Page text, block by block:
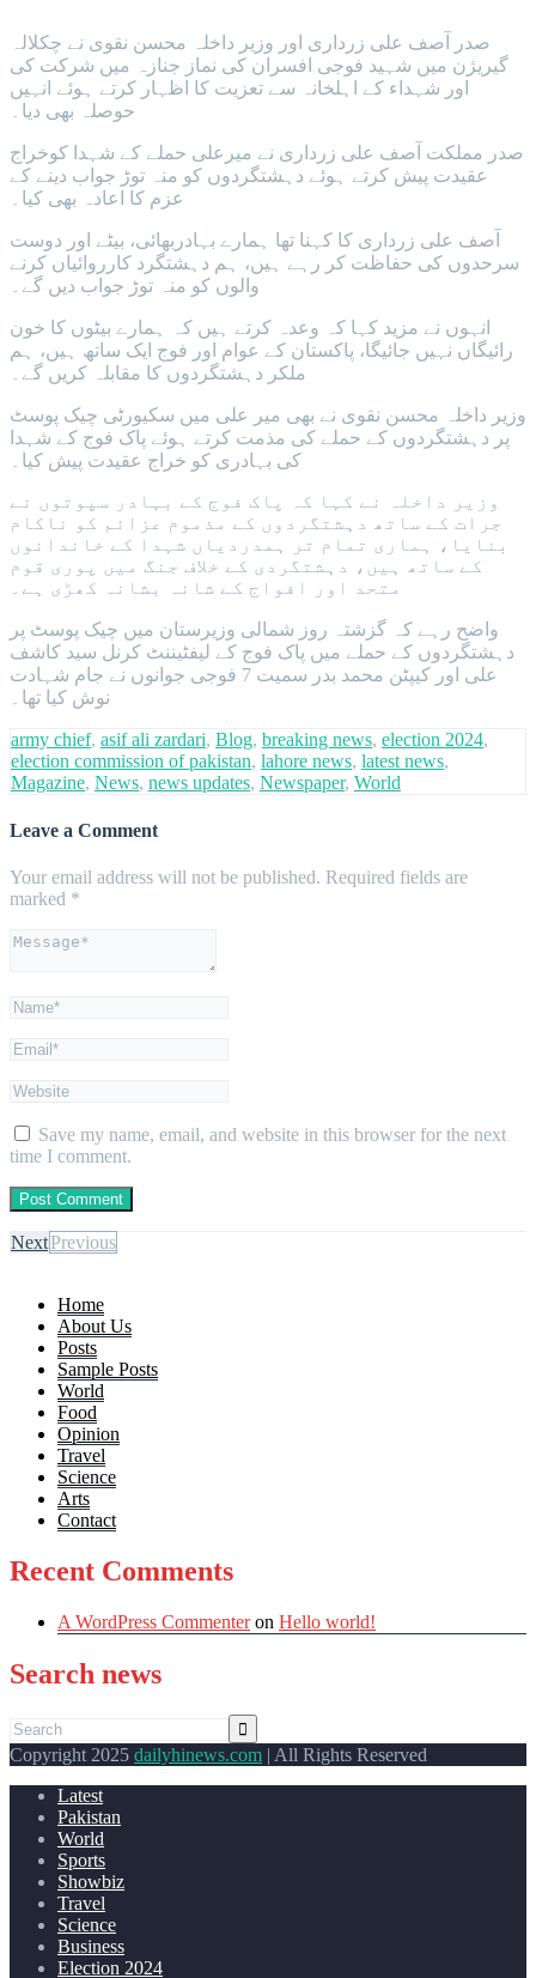
صدر آصف علی زرداری اور وزیر داخلہ محسن نقوی نے چکلالہ
گیریژن میں شہید فوجی افسران کی نماز جنازہ میں شرکت کی
اور شہداء کے اہلخانہ سے تعزیت کا اظہار کرتے ہوئے انہیں
حوصلہ بھی دیا۔
صدر مملکت آصف علی زرداری نے میرعلی حملے کے شہدا کوخراج
عقیدت پیش کرتے ہوئے دہشتگردوں کو منہ توڑ جواب دینے کے
عزم کا اعادہ بھی کیا۔
آصف علی زرداری کا کہنا تھا ہمارے بہادربھائی، بیٹے اور دوست
سرحدوں کی حفاظت کر رہے ہیں، ہم دہشتگرد کارروائیاں کرنے
والوں کو منہ توڑ جواب دیں گے۔
انہوں نے مزید کہا کہ وعدہ کرتے ہیں کہ ہمارے بیٹوں کا خون
رائیگاں نہیں جائیگا، پاکستان کے عوام اور فوج ایک ساتھ ہیں، ہم
ملکر دہشتگردوں کا مقابلہ کریں گے۔
وزیر داخلہ محسن نقوی نے بھی میر علی میں سکیورٹی چیک پوسٹ
پر دہشتگردوں کے حملے کی مذمت کرتے ہوئے پاک فوج کے شہدا
کی بہادری کو خراج عقیدت پیش کیا۔
وزیر داخلہ نے کہا کہ پاک فوج کے بہادر سپوتوں نے
جرات کے ساتھ دہشتگردوں کے مذموم عزائم کو ناکام
بنایا، ہماری تمام تر ہمدردیاں شہدا کے خاندانوں
کے ساتھ ہیں، دہشتگردی کے خلاف جنگ میں پوری قوم
متحد اور افواج کے شانہ بشانہ کھڑی ہے۔
واضح رہے کہ گزشتہ روز شمالی وزیرستان میں چیک پوسٹ پر
دہشتگردوں کے حملے میں پاک فوج کے لیفٹیننٹ کرنل سید کاشف
علی اور کیپٹن محمد بدر سمیت 7 فوجی جوانوں نے جام شہادت
نوش کیا تھا۔
army chief, asif ali zardari, Blog, breaking news, election 2024,
election commission of pakistan, lahore news, latest news,
Magazine, News, news updates, Newspaper, World
Leave a Comment
Your email address will not be published. Required fields are
marked *
Save my name, email, and website in this browser for the next
time I comment.
NextPrevious
Home
About Us
Posts
Sample Posts
World
Food
Opinion
Travel
Science
Arts
Contact
Recent Comments
A WordPress Commenteron Hello world!
Search news
Copyright 2025 dailyhinews.com | All Rights Reserved
Latest
Pakistan
World
Sports
Showbiz
Travel
Science
Business
Election 2024